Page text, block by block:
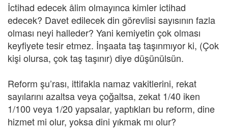
İctihad edecek âlim olmayınca kimler ictihad
edecek? Davet edilecek din görevlisi sayısının fazla
olması neyi halleder? Yani kemiyetin çok olması
keyfiyete tesir etmez. İnşaata taş taşınmıyor ki, (Çok
kişi olursa, çok taş taşınır) diye düşünülsün.
Reform şu’rası, ittifakla namaz vakitlerini, rekat
sayılarını azaltsa veya çoğaltsa, zekat 1/40 iken
1/100 veya 1/20 yapsalar, yaptıkları bu reform, dine
hizmet mi olur, yoksa dini yıkmak mı olur?